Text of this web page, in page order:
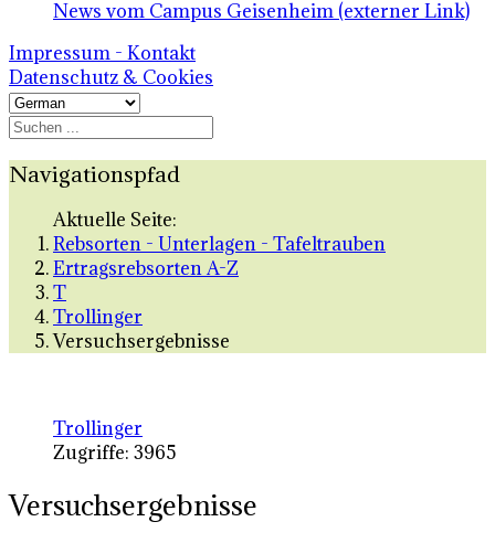
News vom Campus Geisenheim (externer Link)
Impressum - Kontakt
Datenschutz & Cookies
Navigationspfad
Aktuelle Seite:
Rebsorten - Unterlagen - Tafeltrauben
Ertragsrebsorten A-Z
T
Trollinger
Versuchsergebnisse
Trollinger
Zugriffe: 3965
Versuchsergebnisse